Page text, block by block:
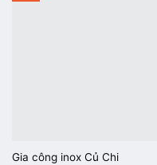
Gia công inox Củ Chi